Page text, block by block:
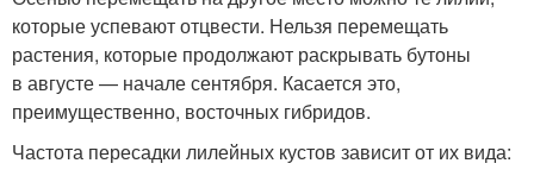
которые успевают отцвести. Нельзя перемещать
растения, которые продолжают раскрывать бутоны
в августе — начале сентября. Касается это,
преимущественно, восточных гибридов.
Частота пересадки лилейных кустов зависит от их вида: